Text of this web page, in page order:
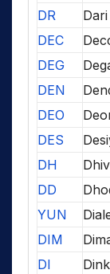
DR
DEC
DEG
DEN
DEO
DES
DH
DD
YUN
DIM
DI